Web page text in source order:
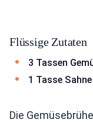
Flüssige Zutaten
3 Tassen
1 Tasse Sahne
Die